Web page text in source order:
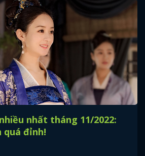
nhất tháng 11/2022:
quá đỉnh!